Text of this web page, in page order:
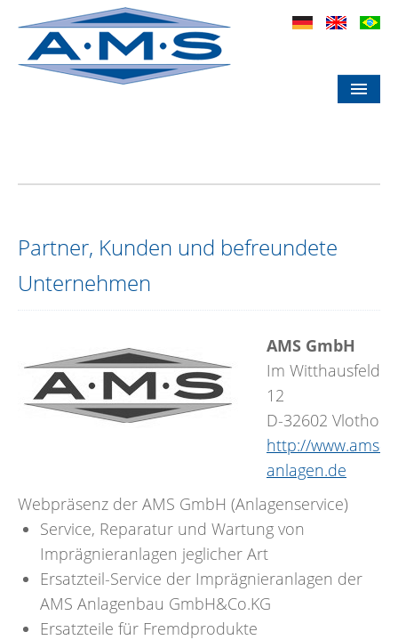
Partner
Kontakt
Partner, Kunden und befreundete
Unternehmen
AMS GmbH
Im Witthausfeld
12
D-32602 Vlotho
http://www.ams-
anlagen.de
Webpräsenz der AMS GmbH (Anlagenservice)
Service, Reparatur und Wartung von
Imprägnieranlagen jeglicher Art
Ersatzteil-Service der Imprägnieranlagen der
AMS Anlagenbau GmbH&Co.KG
Ersatzteile für Fremdprodukte